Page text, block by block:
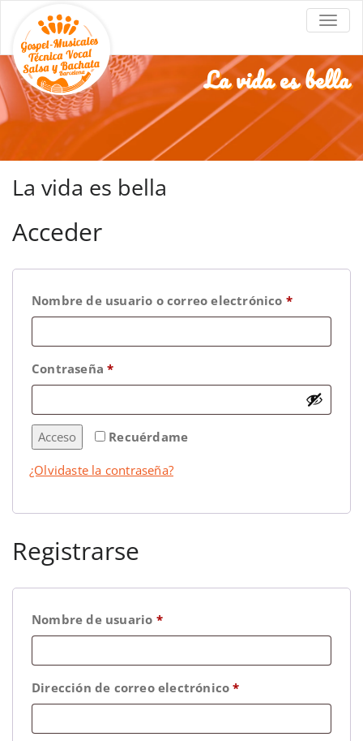
Barcelona
Coros de góspel en Barcelona
La vida es bella
La vida es bella
Acceder
Nombre de usuario o correo electrónico *
Contraseña*
Recuérdame
Acceso
¿Olvidaste la contraseña?
Registrarse
Nombre de usuario *
Dirección de correo electrónico*